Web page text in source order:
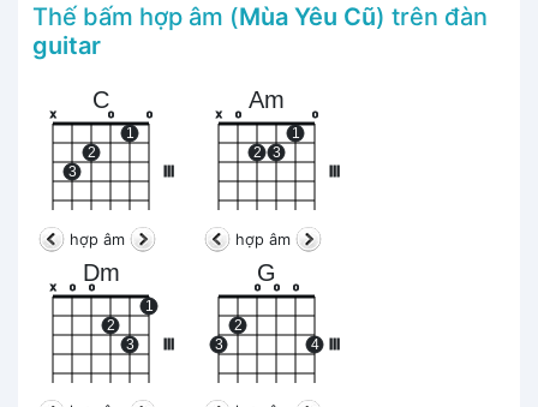
Thế bấm hợp âm (Mùa Yêu Cũ) trên đàn
guitar
C
x
3
2
o
1
o
hợp âm
Am
x o
2 3
1
o
hợp âm
Dm
III
x o o
2
3
1
G
3
2
o o o
4